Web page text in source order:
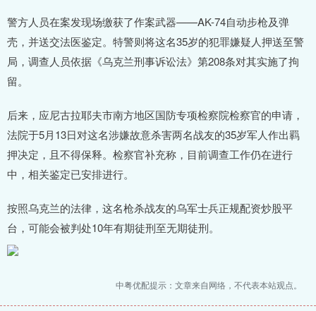
警方人员在案发现场缴获了作案武器——AK-74自动步枪及弹
壳，并送交法医鉴定。特警则将这名35岁的犯罪嫌疑人押送至警
局，调查人员依据《乌克兰刑事诉讼法》第208条对其实施了拘
留。
后来，应尼古拉耶夫市南方地区国防专项检察院检察官的申请，
法院于5月13日对这名涉嫌故意杀害两名战友的35岁军人作出羁
押决定，且不得保释。检察官补充称，目前调查工作仍在进行
中，相关鉴定已安排进行。
按照乌克兰的法律，这名枪杀战友的乌军士兵正规配资炒股平
台，可能会被判处10年有期徒刑至无期徒刑。
中粤优配提示：文章来自网络，不代表本站观点。